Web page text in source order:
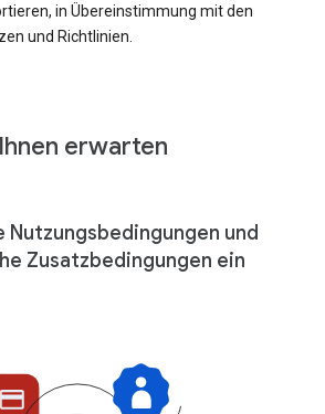
in Übereinstimmung mit den
und Richtlinien.
erwarten
Nutzungsbedingungen und
Zusatzbedingungen ein